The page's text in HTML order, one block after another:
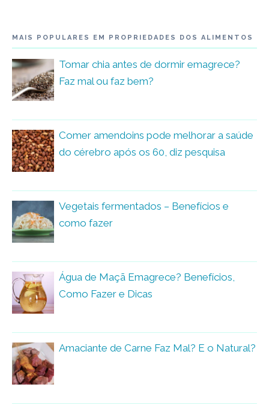
MAIS POPULARES EM PROPRIEDADES DOS ALIMENTOS
Tomar chia antes de dormir emagrece?
Faz mal ou faz bem?
Comer amendoins pode melhorar a saúde
do cérebro após os 60, diz pesquisa
Vegetais fermentados – Benefícios e
como fazer
Água de Maçã Emagrece? Benefícios,
Como Fazer e Dicas
Amaciante de Carne Faz Mal? E o Natural?